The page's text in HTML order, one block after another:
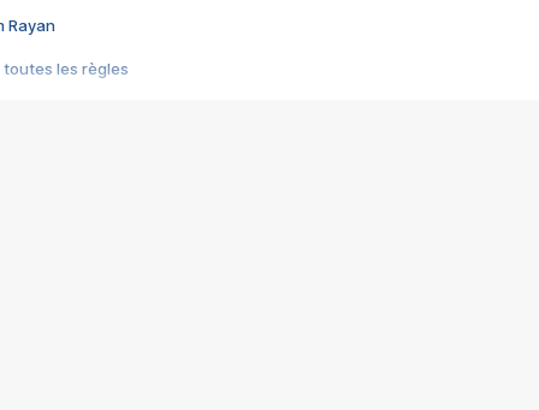
Rayan
toutes les règles